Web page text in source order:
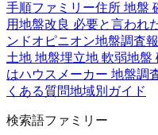
手順ファミリー住所 地盤
用地盤改良 必要と言われ
ンドオピニオン地盤調査
土地 地盤埋立地 軟弱地盤
はハウスメーカー 地盤調
くある質問地域別ガイド
検索語ファミリー